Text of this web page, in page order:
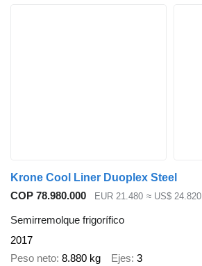
Krone Cool Liner Duoplex Steel
COP 78.980.000
EUR 21.480 ≈ US$ 24.820
Semirremolque frigorífico
2017
Peso neto 8.880 kg Ejes 3